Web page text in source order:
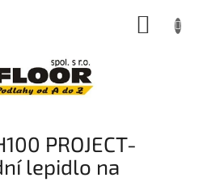
PROJECT-
lepidlo na